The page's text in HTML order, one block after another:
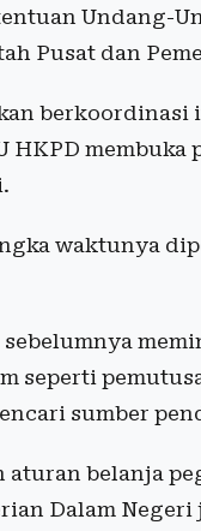
Undang-
Pusat dan
HKPD
waktunya
seperti
sumber
belanja
Dalam